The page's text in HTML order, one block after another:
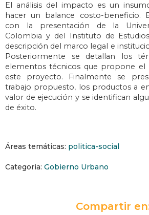
El análisis del impacto es un
hacer un balance costo-beneficio.
con la presentación de la
Colombia y del Instituto de
descripción del marco legal e
Posteriormente se detallan los
elementos técnicos que propone el
este proyecto. Finalmente se
trabajo propuesto, los productos a
valor de ejecución y se identifican
de éxito.
Áreas temáticas: politica-social
Categoria: Gobierno Urbano
Compartir